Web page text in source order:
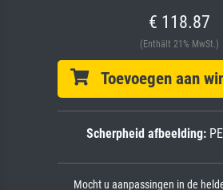
€ 118.87
(Enthält 21% MwSt.)
Toevoegen aan
Scherpheid afbeelding:
Mocht u aanpassingen in de